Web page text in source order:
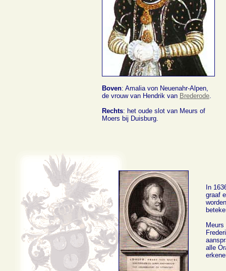
Boven: Amalia von Neuenahr-Alpen,
de vrouw van Hendrik van Brederode.
Rechts: het oude slot van Meurs of
Moers bij Duisburg.
In
graaf
alle